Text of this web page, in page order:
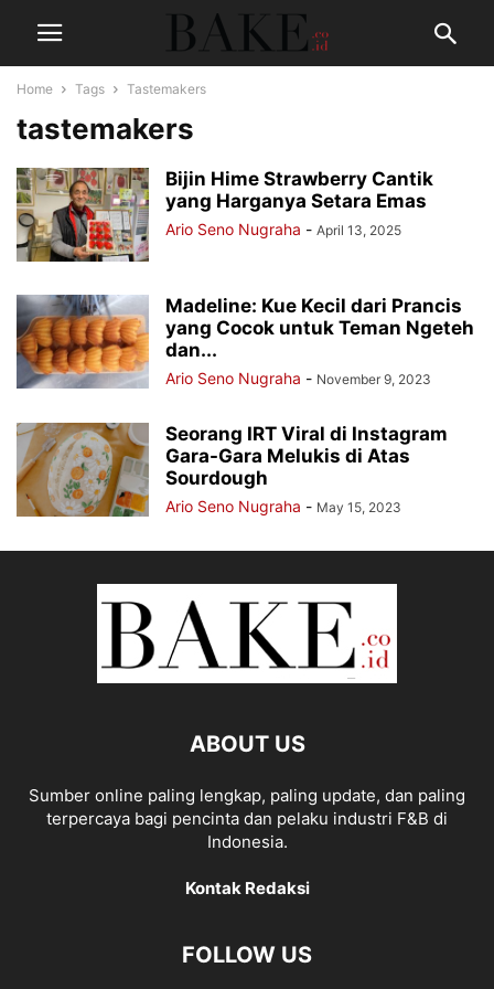
Home Tags Tastemakers
tastemakers
Bijin Hime Strawberry Cantik
yang Harganya Setara Emas
Ario Seno Nugraha - April 13, 2025
Madeline: Kue Kecil dari Prancis
yang Cocok untuk Teman Ngeteh
dan...
Ario Seno Nugraha - November 9, 2023
Seorang IRT Viral di Instagram
Gara-Gara Melukis di Atas
Sourdough
Ario Seno Nugraha - May 15, 2023
ABOUT US
Sumber online paling lengkap, paling update, dan paling
terpercaya bagi pencinta dan pelaku industri F&B di
Indonesia.
Kontak Redaksi
FOLLOW US